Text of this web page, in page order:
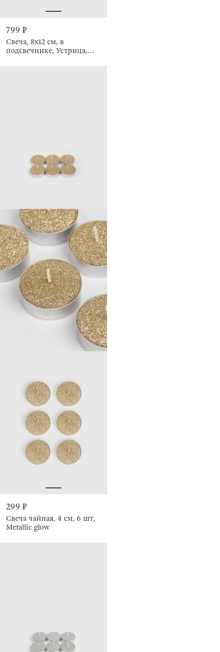
799 ₽
Свеча, 8х12 см, в
подсвечнике, Устрица,
299 ₽
Свеча чайная, 4 см, 6 шт,
Metallic glow